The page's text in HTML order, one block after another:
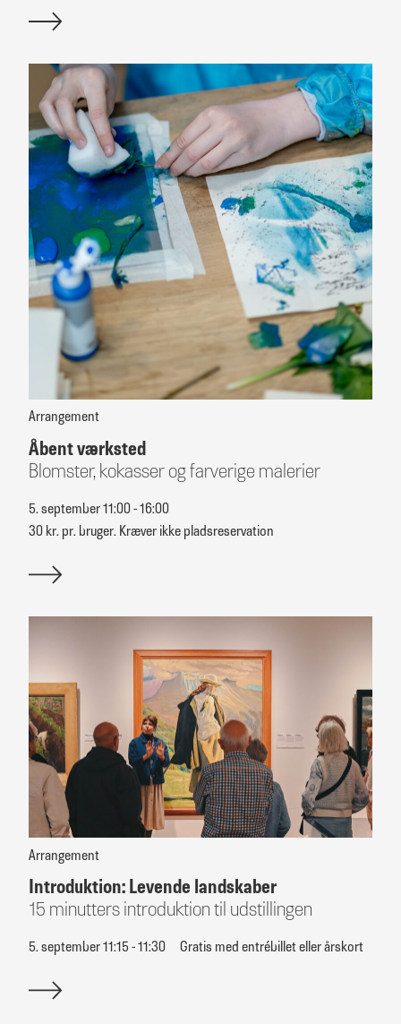
Arrangement
Åbent værksted
Blomster, kokasser og farverige malerier
5. september 11:00 - 16:00
30 kr. pr. bruger. Kræver ikke pladsreservation
Arrangement
Introduktion: Levende landskaber
15 minutters introduktion til udstillingen
5. september 11:15 - 11:30 Gratis med entrébillet eller årskort